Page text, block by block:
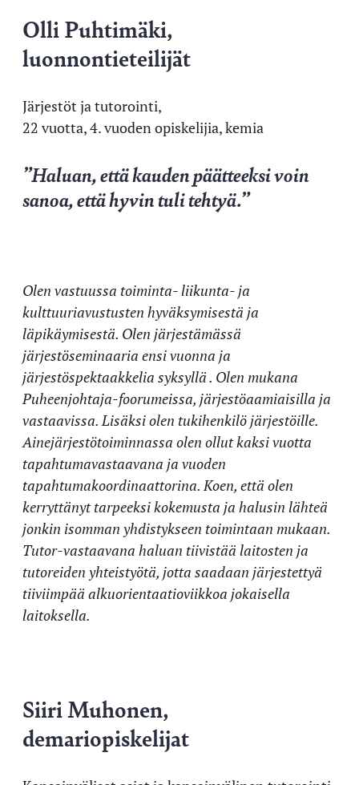
Olli Puhtimäki,
luonnontieteilijät
Järjestöt ja tutorointi,
22 vuotta, 4. vuoden opiskelijia, kemia
”Haluan, että kauden päätteeksi voin
sanoa, että hyvin tuli tehtyä.”
Olen vastuussa toiminta- liikunta- ja
kulttuuriavustusten hyväksymisestä ja
läpikäymisestä. Olen järjestämässä
järjestöseminaaria ensi vuonna ja
järjestöspektaakkelia syksyllä . Olen mukana
Puheenjohtaja-foorumeissa, järjestöaamiaisilla ja
vastaavissa. Lisäksi olen tukihenkilö järjestöille.
Ainejärjestötoiminnassa olen ollut kaksi vuotta
tapahtumavastaavana ja vuoden
tapahtumakoordinaattorina. Koen, että olen
kerryttänyt tarpeeksi kokemusta ja halusin lähteä
jonkin isomman yhdistykseen toimintaan mukaan.
Tutor-vastaavana haluan tiivistää laitosten ja
tutoreiden yhteistyötä, jotta saadaan järjestettyä
tiiviimpää alkuorientaatioviikkoa jokaisella
laitoksella.
Siiri Muhonen,
demariopiskelijat